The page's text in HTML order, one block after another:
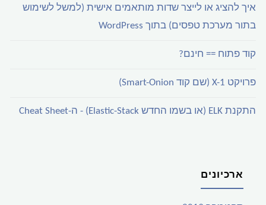
איך להציג או לייצר שדות מותאמים אישית (למשל לשימוש
בתור מערכת טפסים) בתוך WordPress
קוד פתוח == חינם?
פרויקט X-1 (שם קוד Smart-Onion)
התקנת ELK (או בשמו החדש Elastic-Stack) - ה-Cheat Sheet
ארכיונים